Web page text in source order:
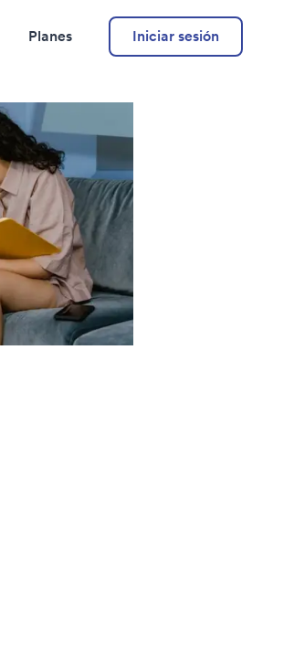
Planes Iniciar sesión